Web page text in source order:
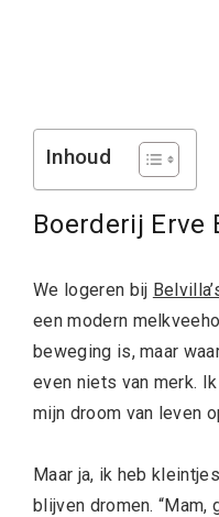
Inhoud
Boerderij Erve
We logeren bij
een modern
beweging is, maar
even niets van merk.
mijn droom van leven
Maar ja, ik heb
blijven dromen. “Mam,